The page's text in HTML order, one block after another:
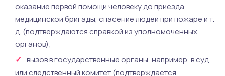
оказание первой помощи человеку до приезда
медицинской бригады, спасение людей при пожаре и т.
д. (подтверждаются справкой из уполномоченных
органов);
вызов в государственные органы, например, в суд
или следственный комитет (подтверждается